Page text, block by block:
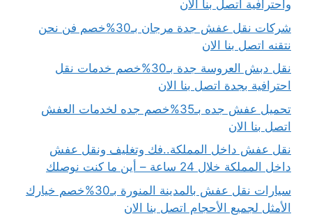
واحترافية اتصل بنا الان
شركات نقل عفش جدة مرجان بـ30%خصم فن نحن
نتقنه اتصل بنا الان
نقل دبش العروسة جدة بـ30%خصم خدمات نقل
احترافية بجدة اتصل بنا الان
تحميل عفش جده بـ35%خصم جده لخدمات العفش
اتصل بنا الان
نقل عفش داخل المملكة..فك وتغليف ونقل عفش
داخل المملكة خلال 24 ساعة – أين ما كنت نوصلك
سيارات نقل عفش بالمدينة المنورة بـ30%خصم خيارك
الأمثل لجميع الأحجام اتصل بنا الان